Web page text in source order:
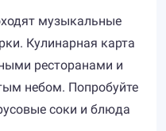
музыкальные
Кулинарная карта
ресторанами и
небом. Попробуйте
соки и блюда